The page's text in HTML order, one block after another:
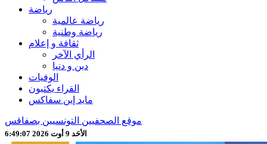
رياضة
رياضة عالمية
رياضة وطنية
ثقافة و إعلام
الرأي الآخر
دين و دنيا
الوفيات
القراء يكتبون
مايد إين سفاكس
موقع الصحفيين التونسيين بصفاقس
الأحَد 9 أوت 2026 6:49:08